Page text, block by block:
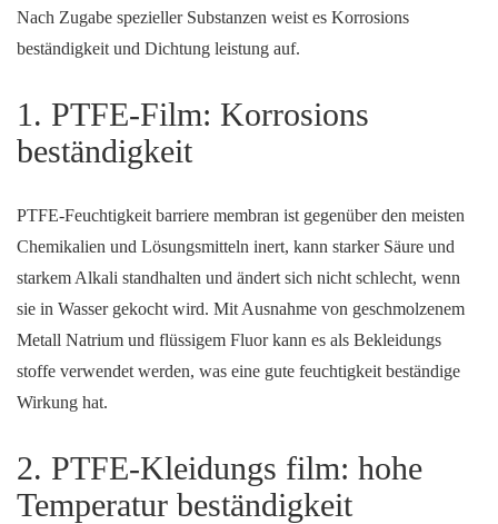
Nach Zugabe spezieller Substanzen weist es Korrosions
beständigkeit und Dichtung leistung auf.
1. PTFE-Film: Korrosions
beständigkeit
PTFE-Feuchtigkeit barriere membran ist gegenüber den meisten
Chemikalien und Lösungsmitteln inert, kann starker Säure und
starkem Alkali standhalten und ändert sich nicht schlecht, wenn
sie in Wasser gekocht wird. Mit Ausnahme von geschmolzenem
Metall Natrium und flüssigem Fluor kann es als Bekleidungs
stoffe verwendet werden, was eine gute feuchtigkeit beständige
Wirkung hat.
2. PTFE-Kleidungs film: hohe
Temperatur beständigkeit